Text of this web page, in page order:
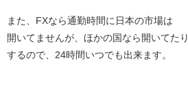
また、FXなら通勤時間に日本の市場は
開いてませんが、ほかの国なら開いてたり
するので、24時間いつでも出来ます。